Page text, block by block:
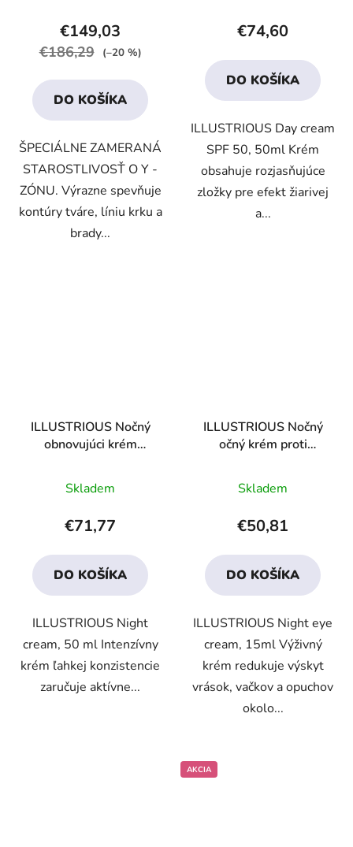
produktu
je
5
€149,03
€186,29 (–20 %)
DO KOŠÍKA
ŠPECIÁLNE ZAMERANÁ
STAROSTLIVOSŤ O Y -
ZÓNU. Výrazne spevňuje
kontúry tváre, líniu krku a
brady...
produktu
je
3,9
z
hviezdičiek.
€74,60
DO KOŠÍKA
ILLUSTRIOUS Day cream
SPF 50, 50ml Krém
obsahuje rozjasňujúce
zložky pre efekt žiarivej
a...
ILLUSTRIOUS Nočný
obnovujúci krém
hodnotenie
produktu
je
4,1
z
hviezdičiek.
Skladem
€71,77
DO KOŠÍKA
ILLUSTRIOUS Night
cream, 50 ml Intenzívny
krém ľahkej konzistencie
zaručuje aktívne...
ILLUSTRIOUS Nočný
očný krém proti
hodnotenie
produktu
je
3,7
z
hviezdičiek.
Skladem
€50,81
DO KOŠÍKA
ILLUSTRIOUS Night eye
cream, 15ml Výživný
krém redukuje výskyt
vrások, vačkov a opuchov
okolo...
AKCIA